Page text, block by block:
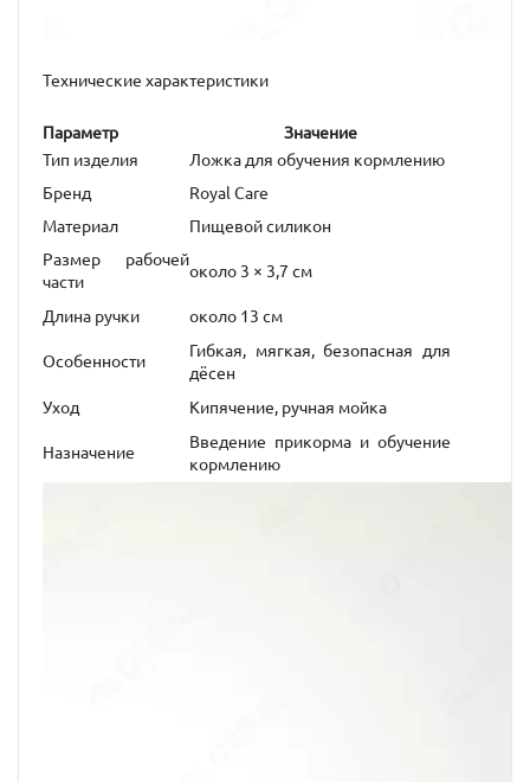
Технические характеристики
Параметр
Значение
Тип изделия
Ложка для обучения кормлению
Бренд
Royal Care
Материал
Пищевой силикон
Размер рабочей
части
около 3 × 3,7 см
Длина ручки около 13 см
Особенности
Гибкая, мягкая, безопасная для
дёсен
Уход
Кипячение, ручная мойка
Назначение
Введение прикорма и обучение
кормлению